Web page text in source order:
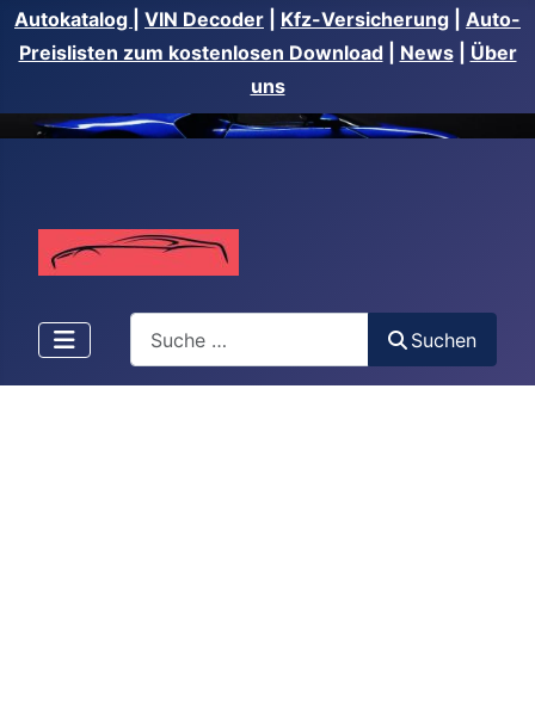
Autokatalog VIN Decoder Kfz-Versicherung
Auto-
Preislisten zum kostenlosen Download| News| Über
uns
Suchen